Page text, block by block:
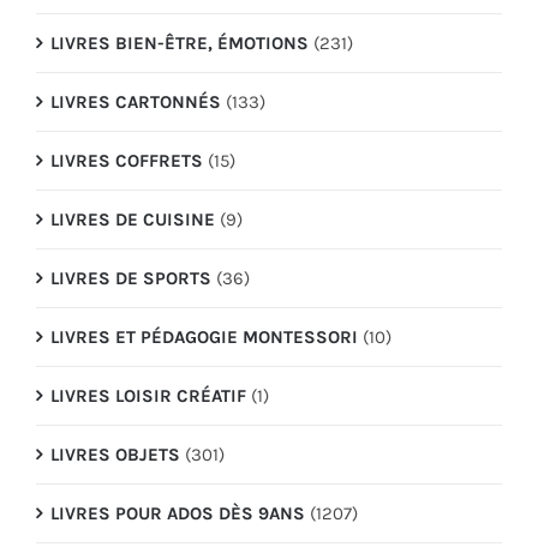
LIVRES BIEN-ÊTRE, ÉMOTIONS (231)
LIVRES CARTONNÉS (133)
LIVRES COFFRETS (15)
LIVRES DE CUISINE (9)
LIVRES DE SPORTS (36)
LIVRES ET PÉDAGOGIE MONTESSORI (10)
LIVRES LOISIR CRÉATIF (1)
LIVRES OBJETS (301)
LIVRES POUR ADOS DÈS 9ANS (1207)